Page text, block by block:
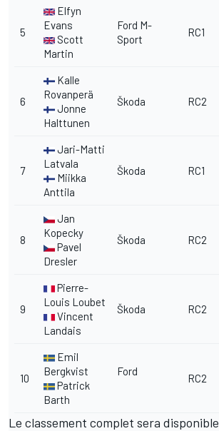
5
Elfyn
Evans
Scott
Martin
Ford M-
Sport
RC1
6
Kalle
Rovanperä
Jonne
Halttunen
Škoda RC2
7
Jari-Matti
Latvala
Miikka
Anttila
Škoda RC1
8
Jan
Kopecky
Pavel
Dresler
Škoda RC2
9
Pierre-
Louis Loubet
Vincent
Landais
Škoda RC2
10
Emil
Bergkvist
Patrick
Barth
Ford
RC2
Le classement complet sera disponible